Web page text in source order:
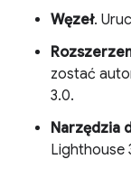
Węzeł.
zostać
3.0.
Narzędzia
Lighthouse